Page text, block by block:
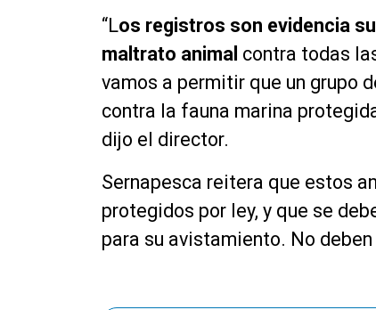
o
“Los registros son evidencia
maltrato animal contra todas
vamos a permitir que un grupo
contra la fauna marina
dijo el director.
Sernapesca reitera que estos
protegidos por ley, y que se
para su avistamiento. No